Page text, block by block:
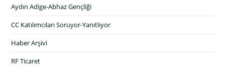
Aydın Adige-Abhaz Gençliği
CC Katılımcıları Soruyor-Yanıtlıyor
Haber Arşivi
RF Ticaret